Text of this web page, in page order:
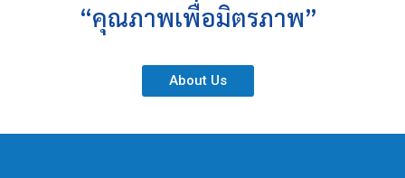
“คุณภาพเพื่อมิตรภาพ”
About Us